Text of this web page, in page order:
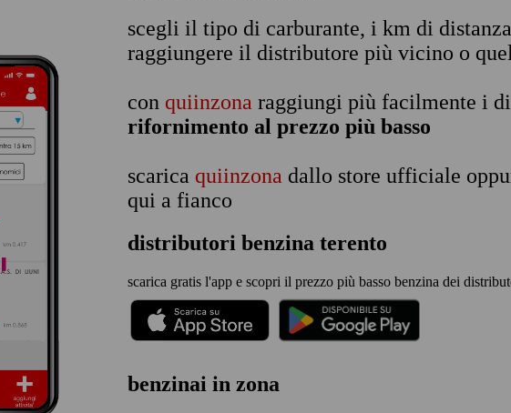
scegli il tipo di carburante, i km di
raggiungere il distributore più vicino o
con quiinzona raggiungi più facilmente i
rifornimento al prezzo più basso
scarica quiinzona dallo store ufficiale
qui a fianco
distributori benzina terento
scarica gratis l'app e scopri il prezzo più basso benzina dei
benzinai in zona